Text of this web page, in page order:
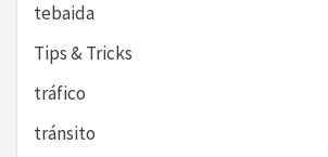
tebaida
Tips & Tricks
tráfico
tránsito